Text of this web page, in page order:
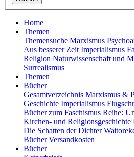
Home
Themen
Themensuche Marxismus
Aus besserer Zeit Imperialismus
Religion Naturwissenschaft und
Surrealismus
Themen
Bücher
Gesamtverzeichnis Marxismus &
Geschichte Imperialismus
Bücher zum Faschismus Reihe:
Kirchen- und Religionsgeschichte
Die Schatten der Dichter
Bücher Versandkosten
Bücher